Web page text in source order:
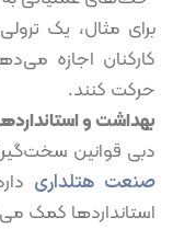
برای مثال، یک
کارکنان اجازه
حرکت کنند.
بهداشت و
دبی قوانین
صنعت هتلداری
استانداردها کمک